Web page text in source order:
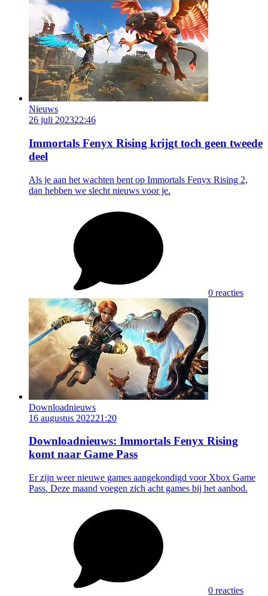
Nieuws
26 juli 202322:46
Immortals Fenyx Rising krijgt toch geen tweede
deel
Als je aan het wachten bent op Immortals Fenyx Rising 2,
dan hebben we slecht nieuws voor je.
0 reacties
Downloadnieuws
16 augustus 202221:20
Downloadnieuws: Immortals Fenyx Rising
komt naar Game Pass
Er zijn weer nieuwe games aangekondigd voor Xbox Game
Pass. Deze maand voegen zich acht games bij het aanbod.
0 reacties